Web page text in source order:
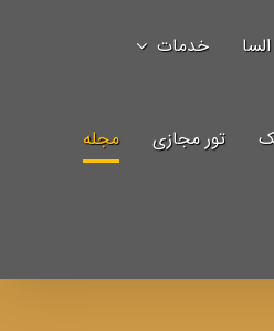
خدمات
تور مجازی مجله